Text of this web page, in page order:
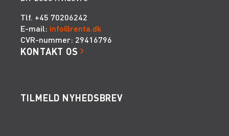
Tlf. +45 70206242
E-mail: info@renta.dk
CVR-nummer: 29416796
KONTAKT OS
TILMELD NYHEDSBREV